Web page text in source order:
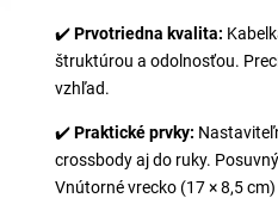
✔️Prvotriedna kvalita:
štruktúrou a odolnosťou.
vzhľad.
✔️Praktické prvky:
crossbody aj do ruky.
Vnútorné vrecko (17 × 8,5